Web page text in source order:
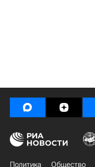
Политика Общество